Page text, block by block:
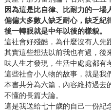
因為這是比自律、比耐力的一場
偏偏大多數人缺乏耐心，缺乏紀
後一轉眼就是中年以後的樣貌。
這社會好殘酷，為什麼沒有人先
其實這些想法以前我也有過，後
味人生才發現，生活中處處都有
這些社會小人物的故事，就是我
本書共分為六篇，內容維持過去
不懂的長篇大論。
這是我送給七十歲的自己一份紀